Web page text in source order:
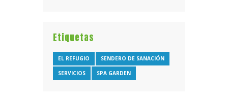
Etiquetas
EL REFUGIO SENDERO DE SANACIÓN
SERVICIOS SPA GARDEN